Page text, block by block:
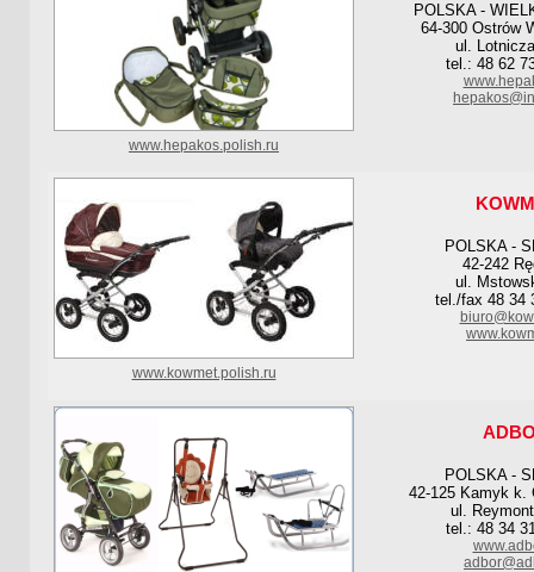
POLSKA -
64-300 Ostrów
ul.
tel.: 48 62
www.hepakos.polish.ru
POLSKA -
42-242
ul.
tel./fax 48 34
www.kowmet.polish.ru
POLSKA -
42-125 Kamyk k.
ul.
tel.: 48 34